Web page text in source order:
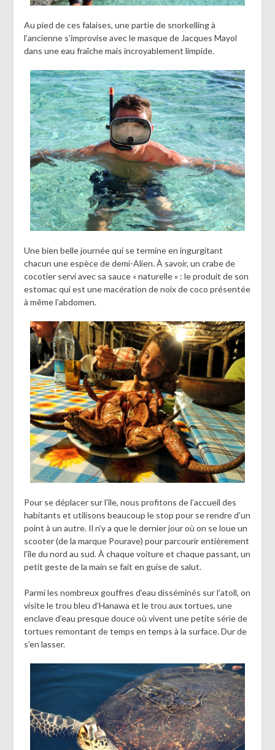
Au pied de ces falaises, une partie de snorkelling à
l’ancienne s’improvise avec le masque de Jacques Mayol
dans une eau fraîche mais incroyablement limpide.
Une bien belle journée qui se termine en ingurgitant
chacun une espèce de demi-Alien. À savoir, un crabe de
cocotier servi avec sa sauce « naturelle » : le produit de son
estomac qui est une macération de noix de coco présentée
à même l’abdomen.
Pour se déplacer sur l’île, nous profitons de l’accueil des
habitants et utilisons beaucoup le stop pour se rendre d’un
point à un autre. Il n’y a que le dernier jour où on se loue un
scooter (de la marque Pourave) pour parcourir entièrement
l’île du nord au sud. À chaque voiture et chaque passant, un
petit geste de la main se fait en guise de salut.
Parmi les nombreux gouffres d’eau disséminés sur l’atoll, on
visite le trou bleu d’Hanawa et le trou aux tortues, une
enclave d’eau presque douce où vivent une petite série de
tortues remontant de temps en temps à la surface. Dur de
s’en lasser.